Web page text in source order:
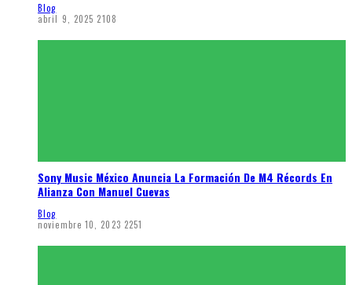
Blog
abril 9, 2025 2108
Sony Music México Anuncia La Formación De M4 Récords En
Alianza Con Manuel Cuevas
Blog
noviembre 10, 2023 2251